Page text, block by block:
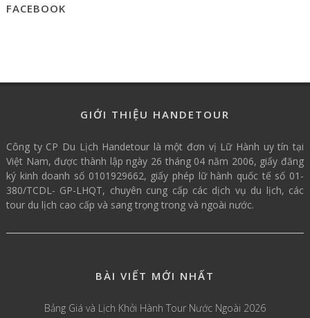
FACEBOOK
GIỚI THIỆU HANDETOUR
Công ty CP Du Lịch Handetour là một đơn vị Lữ Hành uy tín tại
Việt Nam, được thành lập ngày 26 tháng 04 năm 2006, giấy đăng
ký kinh doanh số 0101929662, giấy phép lữ hành quốc tế số 01-
380/TCDL- GP-LHQT, chuyên cung cấp các dịch vụ du lịch, các
tour du lịch cao cấp và sang trọng trong và ngoài nước.
BÀI VIẾT MỚI NHẤT
Bảng Giá và Lịch Khởi Hành Tour Nước Ngoài 2026